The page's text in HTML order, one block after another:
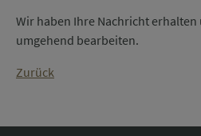
Wir haben Ihre Nachricht
umgehend bearbeiten.
Zurück